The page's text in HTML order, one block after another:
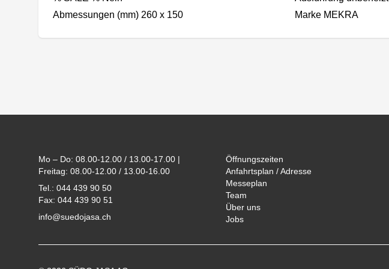
Abmessungen (mm) 260 x 150
Marke MEKRA
Mo – Do: 08.00-12.00 / 13.00-17.00 |
Freitag: 08.00-12.00 / 13.00-16.00
Tel.: 044 439 90 50
Fax: 044 439 90 51
info@suedojasa.ch
Öffnungszeiten
Anfahrtsplan / Adresse
Messeplan
Team
Über uns
Jobs